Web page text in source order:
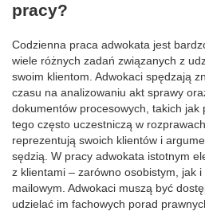
pracy?
Codzienna praca adwokata jest
wiele różnych zadań związanych z
swoim klientom. Adwokaci spędzają
czasu na analizowaniu akt sprawy
dokumentów procesowych, takich jak
tego często uczestniczą w
reprezentują swoich klientów i
sędzią. W pracy adwokata istotnym
z klientami – zarówno osobistym, jak
mailowym. Adwokaci muszą być
udzielać im fachowych porad